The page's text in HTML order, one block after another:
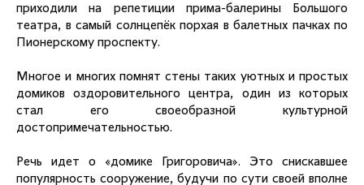
приходили на репетиции прима-балерины Большого
театра, в самый солнцепёк порхая в балетных пачках по
Пионерскому проспекту.
Многое и многих помнят стены таких уютных и простых
домиков оздоровительного центра, один из которых
стал его своеобразной культурной
достопримечательностью.
Речь идет о «домике Григоровича». Это снискавшее
популярность сооружение, будучи по сути своей вполне